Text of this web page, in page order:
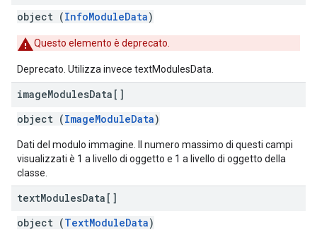
object (InfoModuleData)
Questo elemento è deprecato.
Deprecato. Utilizza invece textModulesData.
imageModulesData[]
object (ImageModuleData)
Dati del modulo immagine. Il numero massimo di questi campi
visualizzati è 1 a livello di oggetto e 1 a livello di oggetto della
classe.
textModulesData[]
object (TextModuleData)